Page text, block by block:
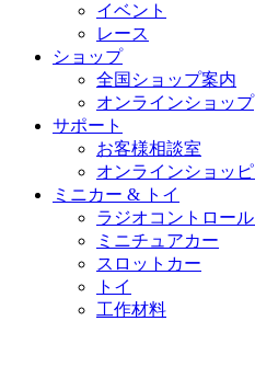
イベント
レース
ショップ
全国ショップ案内
オンラインショップ
サポート
お客様相談室
オンラインショッ
ミニカー & トイ
ラジオコントロー
ミニチュアカー
スロットカー
トイ
工作材料